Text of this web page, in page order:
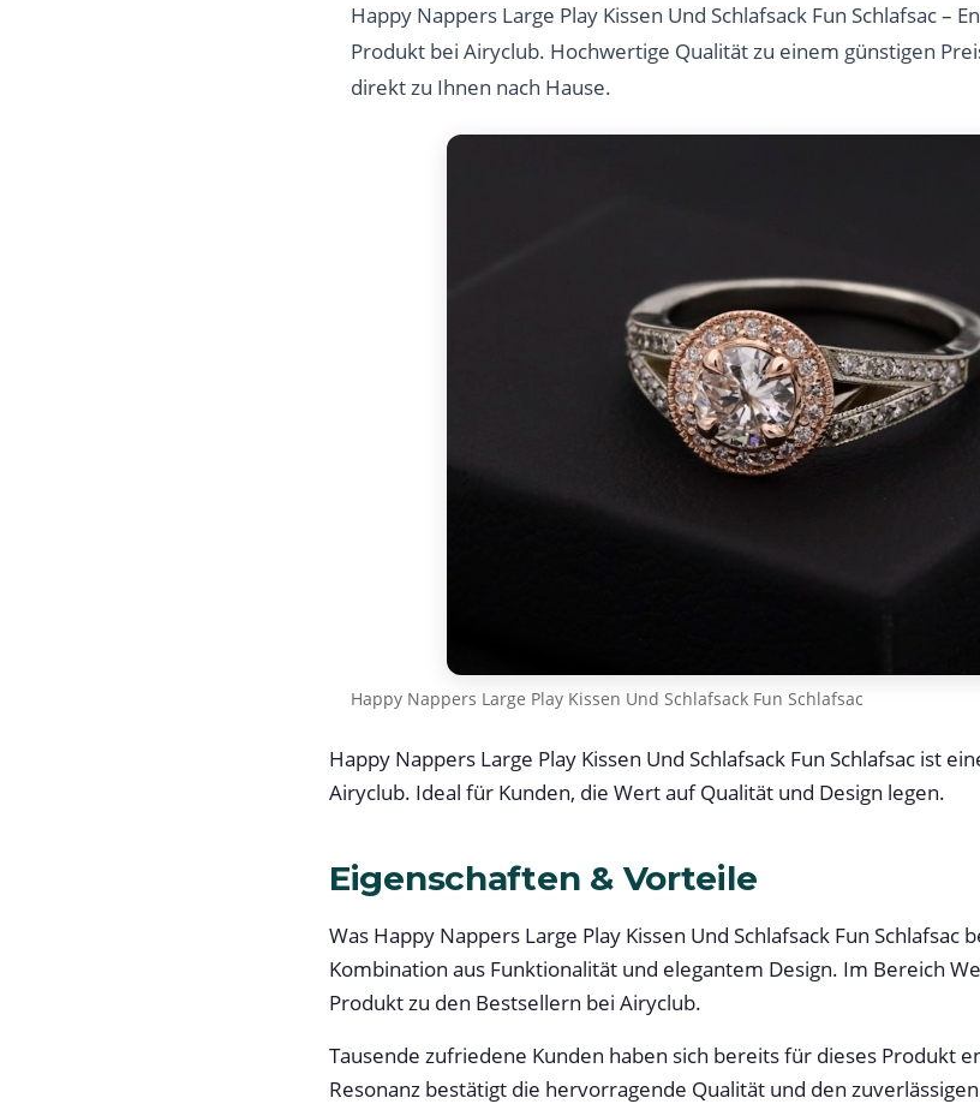
Happy Nappers Large Play Kissen Und Schlafsack Fun Schlafsac –
Produkt bei Airyclub. Hochwertige Qualität zu einem günstigen
direkt zu Ihnen nach Hause.
Happy Nappers Large Play Kissen Und Schlafsack Fun Schlafsac
Happy Nappers Large Play Kissen Und Schlafsack Fun Schlafsac ist
Airyclub. Ideal für Kunden, die Wert auf Qualität und Design legen.
Eigenschaften & Vorteile
Was Happy Nappers Large Play Kissen Und Schlafsack Fun Schlafsac
Kombination aus Funktionalität und elegantem Design. Im Bereich
Produkt zu den Bestsellern bei Airyclub.
Tausende zufriedene Kunden haben sich bereits für dieses Produkt
Resonanz bestätigt die hervorragende Qualität und den